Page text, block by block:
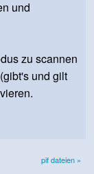
und
zu scannen
und gilt
pif dateien »